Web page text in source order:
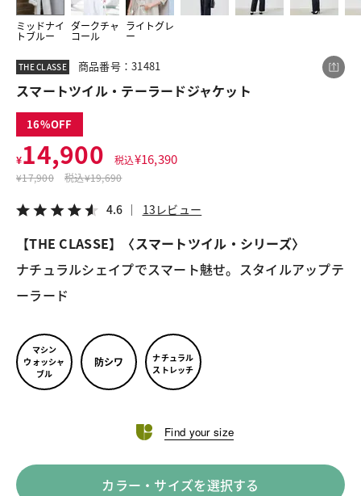
ミッドナイ
トブルー
ダークチャ
コール
ライトグレ
ー
THE CLASSE 商品番号：31481
スマートツイル・テーラードジャケット
16
¥14,900 税込¥16,390
¥17,900 税込¥19,690
4.6 13レビュー
【THE CLASSE】〈スマートツイル・シリーズ〉
ナチュラルシェイプでスマート魅せ。スタイルアップテ
ーラード
マシン
ウォッシャ
ブル
防シワ
ナチュラル
ストレッチ
Find your size
カラー・サイズを選択する
この商品をシェアする
¥14,900
税込¥16,390
LINE メール